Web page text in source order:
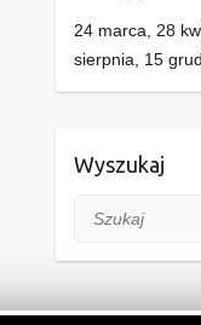
24 marca, 28
sierpnia, 15
Wyszukaj
Szukaj